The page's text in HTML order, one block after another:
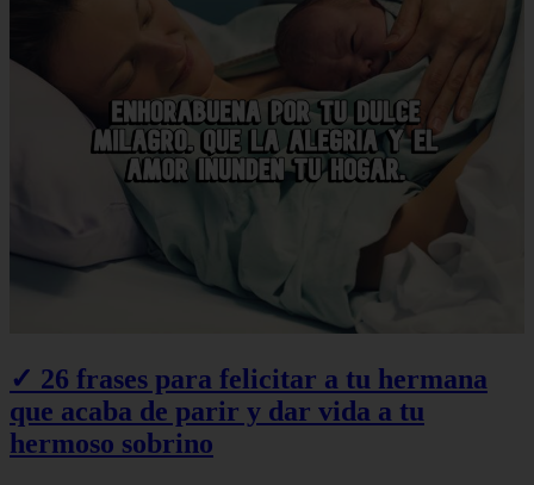
✓ 26 frases para felicitar a tu hermana
que acaba de parir y dar vida a tu
hermoso sobrino